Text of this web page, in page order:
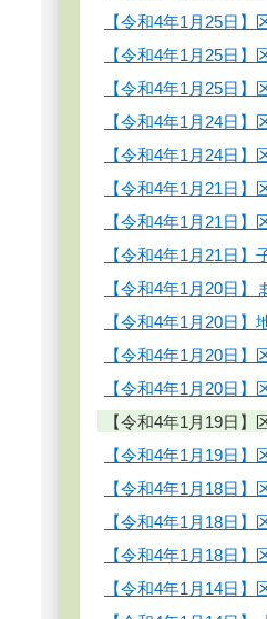
【令和4年1月25日
【令和4年1月25日
【令和4年1月25日
【令和4年1月24日
【令和4年1月24日
【令和4年1月21日
【令和4年1月21日
【令和4年1月21日
【令和4年1月20日
【令和4年1月20日
【令和4年1月20日
【令和4年1月20日
【令和4年1月19日
【令和4年1月19日
【令和4年1月18日
【令和4年1月18日
【令和4年1月18日
【令和4年1月14日